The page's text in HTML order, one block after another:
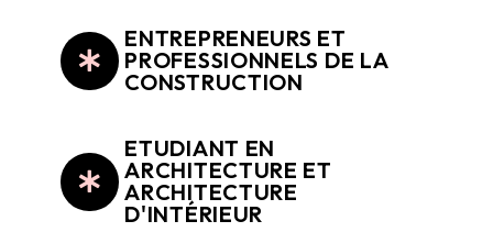
ENTREPRENEURS ET
PROFESSIONNELS DE LA
CONSTRUCTION
ETUDIANT EN
ARCHITECTURE ET
ARCHITECTURE
D'INTÉRIEUR